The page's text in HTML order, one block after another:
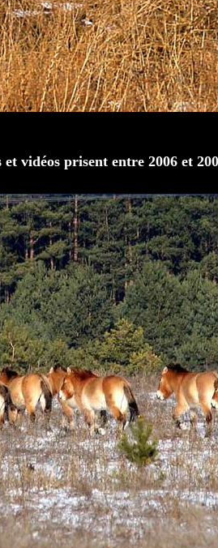
et vidéos prisent entre 2006 et